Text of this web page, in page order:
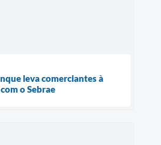
leva comerciantes à
o Sebrae